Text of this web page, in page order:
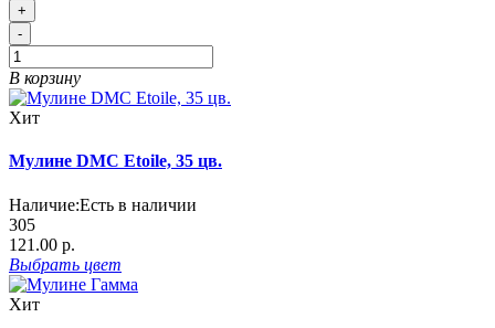
+
-
В корзину
Хит
Мулине DMC Etoile, 35 цв.
Наличие:Есть в наличии
305
121.00 р.
Выбрать цвет
Хит